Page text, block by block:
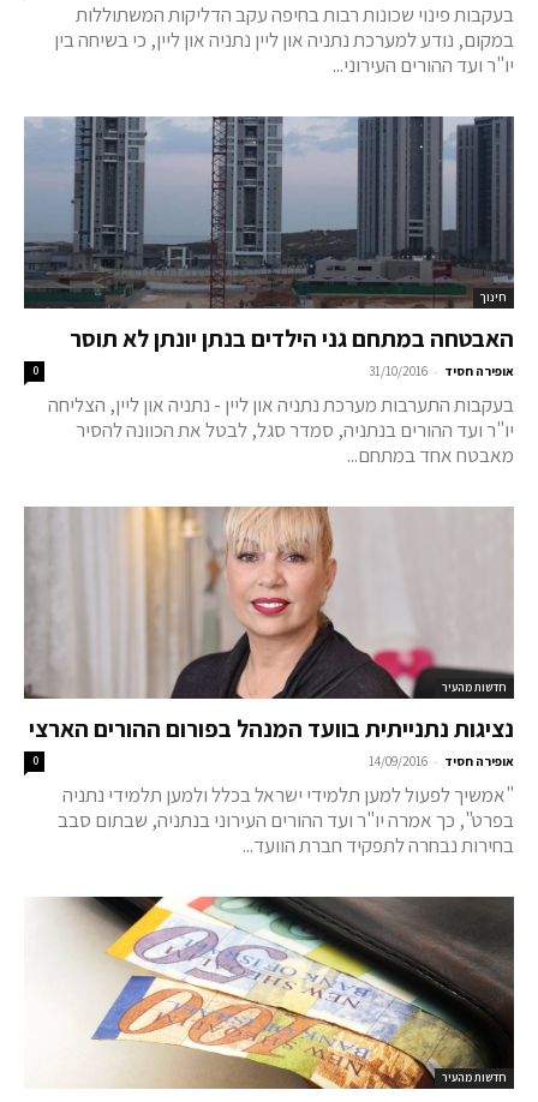
בעקבות פינוי שכונות רבות בחיפה עקב הדליקות המשתוללות
במקום, נודע למערכת נתניה און ליין נתניה און ליין, כי בשיחה בין
יו"ר ועד ההורים העירוני...
חינוך
האבטחה במתחם גני הילדים בנתן יונתן לא תוסר
אופירה חסיד -
31/10/2016
0
בעקבות התערבות מערכת נתניה און ליין - נתניה און ליין, הצליחה
יו"ר ועד ההורים בנתניה, סמדר סגל, לבטל את הכוונה להסיר
מאבטח אחד במתחם...
חדשות מהעיר
נציגות נתנייתית בוועד המנהל בפורום ההורים הארצי
אופירה חסיד -
14/09/2016
0
"אמשיך לפעול למען תלמידי ישראל בכלל ולמען תלמידי נתניה
בפרט", כך אמרה יו"ר ועד ההורים העירוני בנתניה, שבתום סבב
בחירות נבחרה לתפקיד חברת הוועד...
חדשות מהעיר